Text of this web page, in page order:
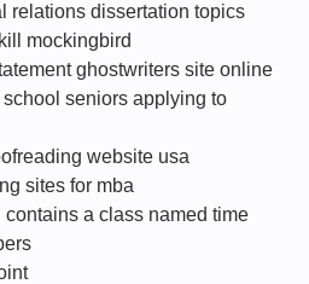
relations dissertation topics
mockingbird
ghostwriters site online
seniors applying to
website usa
sites for mba
a class named time